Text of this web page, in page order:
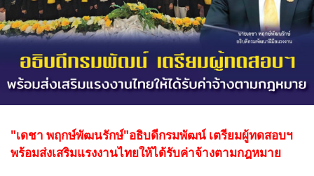
"เดชา พฤกษ์พัฒนรักษ์"อธิบดีกรมพัฒน์ เตรียมผู้ทดสอบฯ
พร้อมส่งเสริมแรงงานไทยให้ได้รับค่าจ้างตามกฎหมาย